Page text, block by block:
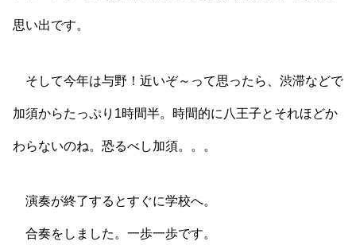
思い出です。
そして今年は与野！近いぞ～って思ったら、渋滞などで
加須からたっぷり1時間半。時間的に八王子とそれほどか
わらないのね。恐るべし加須。。。
演奏が終了するとすぐに学校へ。
合奏をしました。一歩一歩です。